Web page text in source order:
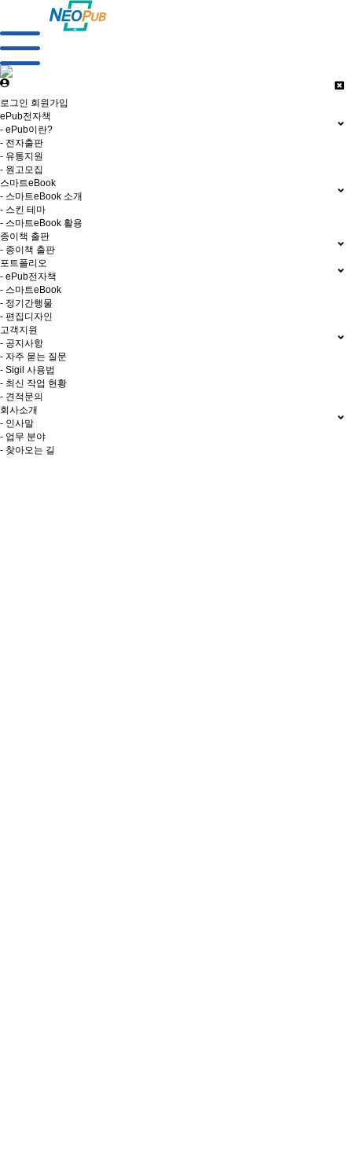
로그인 회원가입
ePub전자책
- ePub이란?
- 전자출판
- 유통지원
- 원고모집
스마트eBook
- 스마트eBook 소개
- 스킨 테마
- 스마트eBook 활용
종이책 출판
- 종이책 출판
포트폴리오
- ePub전자책
- 스마트eBook
- 정기간행물
- 편집디자인
고객지원
- 공지사항
- 자주 묻는 질문
- Sigil 사용법
- 최신 작업 현황
- 견적문의
회사소개
- 인사말
- 업무 분야
- 찾아오는 길